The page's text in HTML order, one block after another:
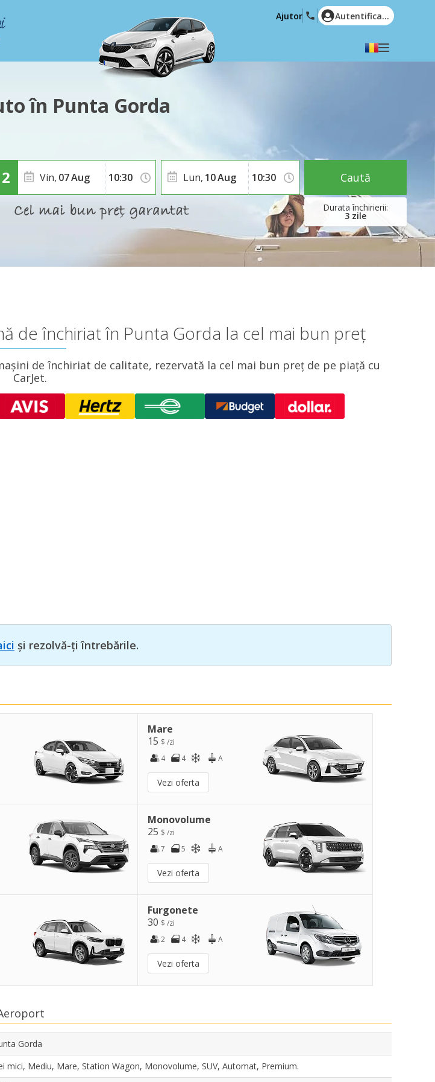
English (US)
Polski
Română
Ελληνικά
Hrvatski
العربية
Ajutor Autentificare
în Punta Gorda
Vin, 07Aug
3 zile
Lun, 10Aug Caută
de închiriat în Punta Gorda la cel mai bun preț
de închiriat de calitate, rezervată la cel mai bun preț de pe piață cu
CarJet.
și rezolvă-ți întrebările.
Mare
15 $ /zi
4
4 A
Vezi oferta
Monovolume
25 $ /zi
7
5 A
Vezi oferta
Furgonete
30 $ /zi
2
4 A
Vezi oferta
Gorda
mici, Mediu, Mare, Station Wagon, Monovolume, SUV, Automat, Premium.